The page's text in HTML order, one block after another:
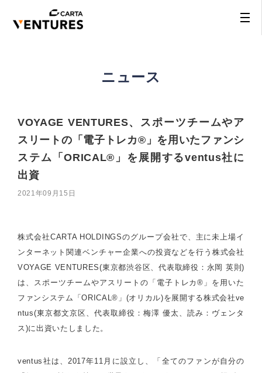
ニュース
VOYAGE VENTURES、スポーツチームやア
スリートの「電子トレカ®︎」を用いたファンシ
ステム「ORICAL®︎」を展開するventus社に
出資
2021年09月15日
株式会社CARTA HOLDINGSのグループ会社で、主に未上場イ
ンターネット関連ベンチャー企業への投資などを行う株式会社
VOYAGE VENTURES(東京都渋谷区、代表取締役：永岡 英則)
は、スポーツチームやアスリートの「電子トレカ®︎」を用いた
ファンシステム「ORICAL®︎」(オリカル)を展開する株式会社ve
ntus(東京都文京区、代表取締役：梅澤 優太、読み：ヴェンタ
ス)に出資いたしました。
ventus社は、2017年11月に設立し、「全てのファンが自分の